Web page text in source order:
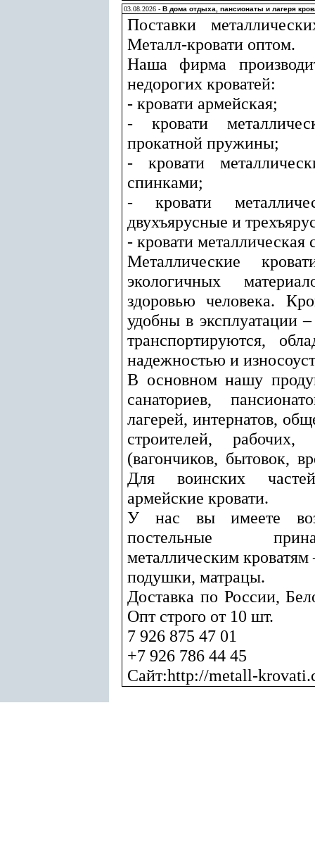
03.08.2026 - В дома отдыха, пансионаты и лагеря
Поставки
Металл-кровати оптом.
Наша фирма
недорогих кроватей:
- кровати армейская;
- кровати
прокатной пружины;
- кровати
спинками;
- кровати
двухъярусные и
- кровати металлическая
Металлические
экологичных
здоровью человека.
удобны в эксплуатации
транспортируются,
надежностью и
В основном нашу
санаториев,
лагерей, интернатов,
строителей,
(вагончиков, бытовок,
Для воинских
армейские кровати.
У нас вы имеете
постельные
металлическим кроватям
подушки, матрацы.
Доставка по России,
Опт строго от 10 шт.
7 926 875 47 01
+7 926 786 44 45
Сайт:http://metall-